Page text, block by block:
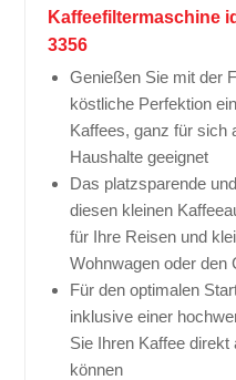
Kaffeefiltermaschine
3356
Genießen Sie mit der
köstliche Perfektion
Kaffees, ganz für sich
Haushalte geeignet
Das platzsparende
diesen kleinen
für Ihre Reisen und
Wohnwagen oder den
Für den optimalen
inklusive einer
Sie Ihren Kaffee
können